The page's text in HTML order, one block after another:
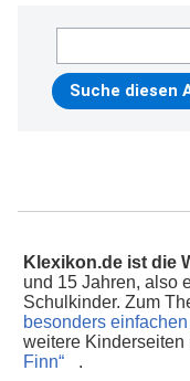
Klexikon.de ist die
und 15 Jahren, also
Schulkinder. Zum
besonders
weitere
Finn“
.